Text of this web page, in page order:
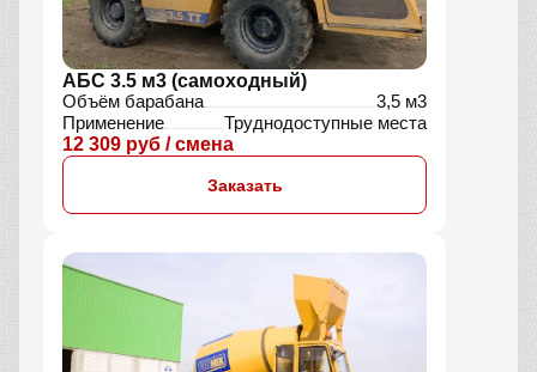
АБС 3.5 м3 (самоходный)
Объём барабана
3,5 м3
Применение
Труднодоступные места
12 309 руб / смена
Заказать